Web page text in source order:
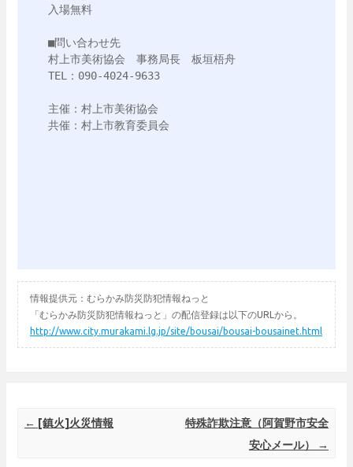
入場無料
■問い合わせ先
村上市美術協会　事務局長　板垣梧舟
TEL：090-4024-9633
主催：村上市美術協会
共催：村上市教育委員会
情報提供元：むらかみ防災防犯情報ねっと
「むらかみ防災防犯情報ねっと」の配信登録は以下のURLから。
http://www.city.murakami.lg.jp/site/bousai/bousai-bousainet.html
Post navigation
← [鎮火]火災情報
特殊詐欺注意（阿賀野市安全
安心メール）
→